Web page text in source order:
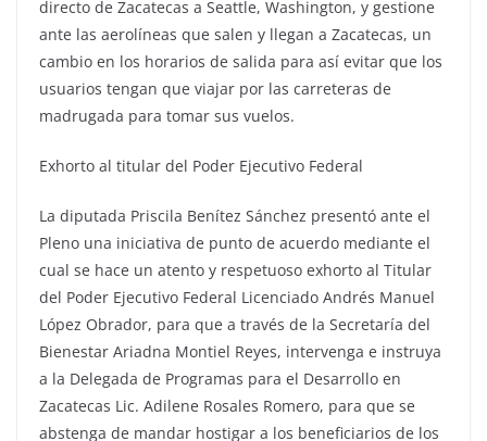
directo de Zacatecas a Seattle, Washington, y gestione
ante las aerolíneas que salen y llegan a Zacatecas, un
cambio en los horarios de salida para así evitar que los
usuarios tengan que viajar por las carreteras de
madrugada para tomar sus vuelos.
Exhorto al titular del Poder Ejecutivo Federal
La diputada Priscila Benítez Sánchez presentó ante el
Pleno una iniciativa de punto de acuerdo mediante el
cual se hace un atento y respetuoso exhorto al Titular
del Poder Ejecutivo Federal Licenciado Andrés Manuel
López Obrador, para que a través de la Secretaría del
Bienestar Ariadna Montiel Reyes, intervenga e instruya
a la Delegada de Programas para el Desarrollo en
Zacatecas Lic. Adilene Rosales Romero, para que se
abstenga de mandar hostigar a los beneficiarios de los